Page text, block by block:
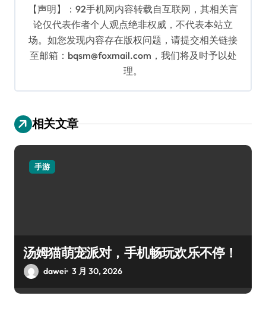
【声明】：92手机网内容转载自互联网，其相关言
论仅代表作者个人观点绝非权威，不代表本站立
场。如您发现内容存在版权问题，请提交相关链接
至邮箱：bqsm@foxmail.com，我们将及时予以处
理。
相关文章
手游
汤姆猫萌宠派对，手机畅玩欢乐不停！
dawei 3 月 30, 2026